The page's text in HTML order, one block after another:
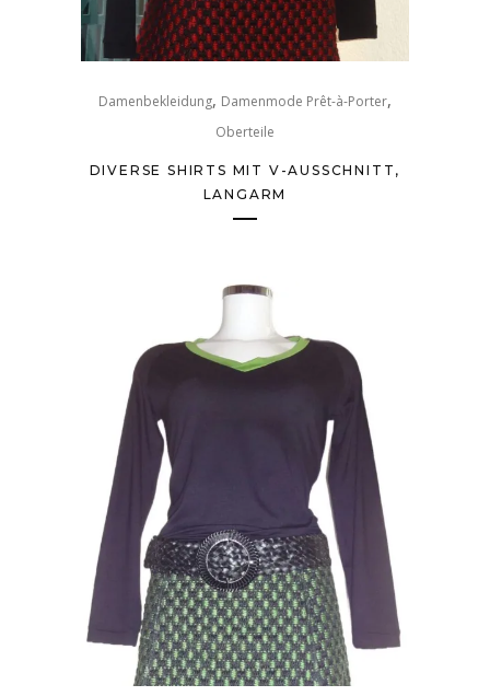
Damenbekleidung, Damenmode Prêt-à-Porter,
Oberteile
DIVERSE SHIRTS MIT V-AUSSCHNITT,
LANGARM